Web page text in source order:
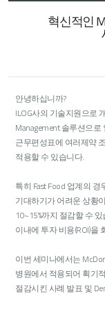
혁신적인
안녕하십니까?
ILOG사의 기술지원으로
Management 솔루션으
근무편성표에 여러제약
적용할 수 있습니다.
특히 Fast Food 업계의
기대하기가 어려운 상황
10~15%까지 절감할 수
이내에 투자 비용(ROI)을
이번 세미나에서는
병원에서 적용되어 획기
절감시킨 사례 발표 및